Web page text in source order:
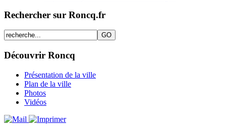
Rechercher sur Roncq.fr
Découvrir Roncq
Présentation de la ville
Plan de la ville
Photos
Vidéos